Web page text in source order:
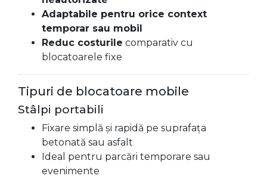
Adaptabile pentru orice context
temporar sau mobil
Reduc costurile comparativ cu
blocatoarele fixe
Tipuri de blocatoare mobile
Stâlpi portabili
Fixare simplă și rapidă pe suprafața
betonată sau asfalt
Ideal pentru parcări temporare sau
evenimente